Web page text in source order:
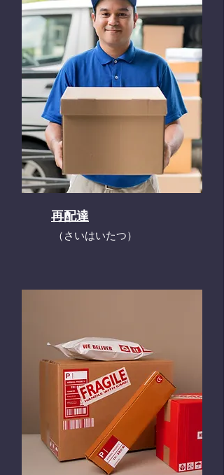
再配達
​（さいはいたつ）